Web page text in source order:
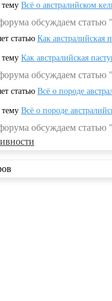
тему Всё о австралийском
обсуждаем статью
статью Как австралийская
тему Как австралийская
обсуждаем статью
статью Всё о породе
тему Всё о породе
обсуждаем статью